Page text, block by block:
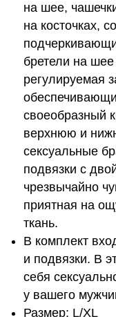
на шее,
на косточках,
бретели на шее
регулируемая
своеобразный
верхнюю и
сексуальные
подвязки с
чрезвычайно
приятная на
ткань.
В комплект
и подвязки. В
себя
у вашего
Размер: L/XL